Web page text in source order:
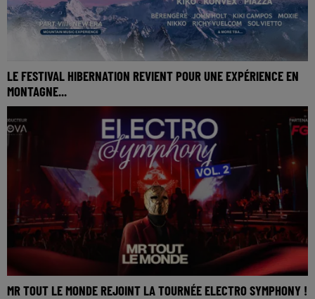
LE FESTIVAL HIBERNATION REVIENT POUR UNE EXPÉRIENCE EN
MONTAGNE...
MR TOUT LE MONDE REJOINT LA TOURNÉE ELECTRO SYMPHONY !